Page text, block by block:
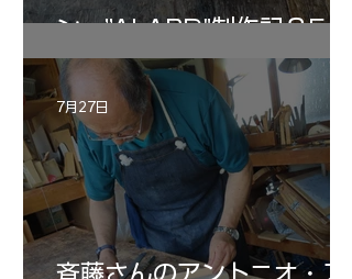
ン ”ALARD"制作記３5
斉藤さんのアントニオ・ス
7月27日